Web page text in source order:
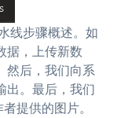
线步骤概述。如
据，上传新数
然后，我们向系
出。最后，我们
提供的图片。